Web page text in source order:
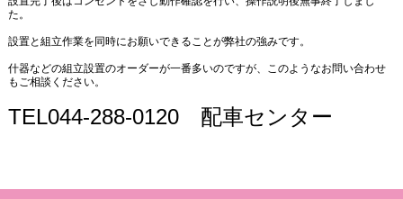
た。
設置と組立作業を同時にお願いできることが弊社の強みです。
什器などの組立設置のオーダーが一番多いのですが、このようなお問い合わせ
もご相談ください。
TEL044-288-0120 配車センター